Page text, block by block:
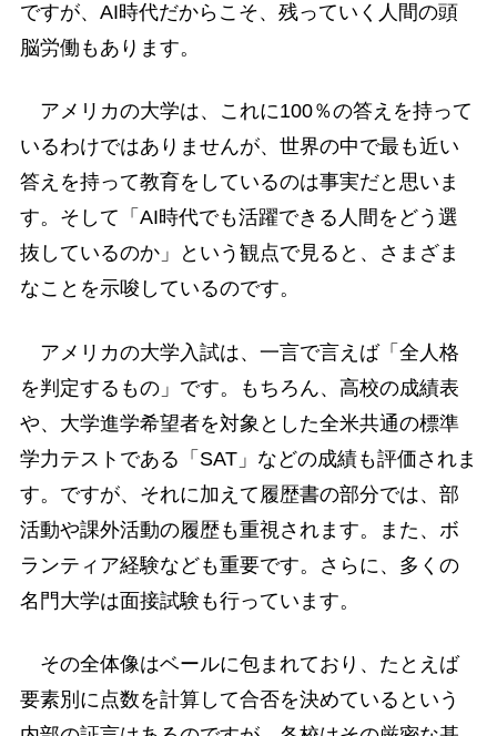
ですが、AI時代だからこそ、残っていく人間の頭
脳労働もあります。
アメリカの大学は、これに100％の答えを持って
いるわけではありませんが、世界の中で最も近い
答えを持って教育をしているのは事実だと思いま
す。そして「AI時代でも活躍できる人間をどう選
抜しているのか」という観点で見ると、さまざま
なことを示唆しているのです。
アメリカの大学入試は、一言で言えば「全人格
を判定するもの」です。もちろん、高校の成績表
や、大学進学希望者を対象とした全米共通の標準
学力テストである「SAT」などの成績も評価されま
す。ですが、それに加えて履歴書の部分では、部
活動や課外活動の履歴も重視されます。また、ボ
ランティア経験なども重要です。さらに、多くの
名門大学は面接試験も行っています。
その全体像はベールに包まれており、たとえば
要素別に点数を計算して合否を決めているという